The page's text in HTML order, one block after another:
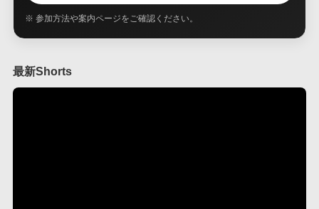
※ 参加方法や案内ページをご確認ください。
最新Shorts